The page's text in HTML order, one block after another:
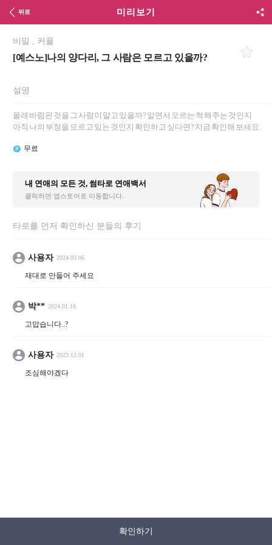
뒤로 미리보기
비밀 , 커플
[예스노]나의 양다리, 그 사람은 모르고 있을까?
설명
몰래 바람핀 것을 그 사람이 알고 있을까? 알면서 모르는 척 해주는 것인지
아직 나의 부정을 모르고 있는 것인지 확인하고 싶다면? 지금 확인해 보세요.
무료
내 연애의 모든 것, 썸타로 연애백서
클릭하면 앱스토어로 이동합니다.
타로를 먼저 확인하신 분들의 후기
사용자 2024.03.06
재대로 만들어 주세요
박** 2024.01.16
고맙습니다..?
사용자 2023.12.01
조심해야겠다
확인하기